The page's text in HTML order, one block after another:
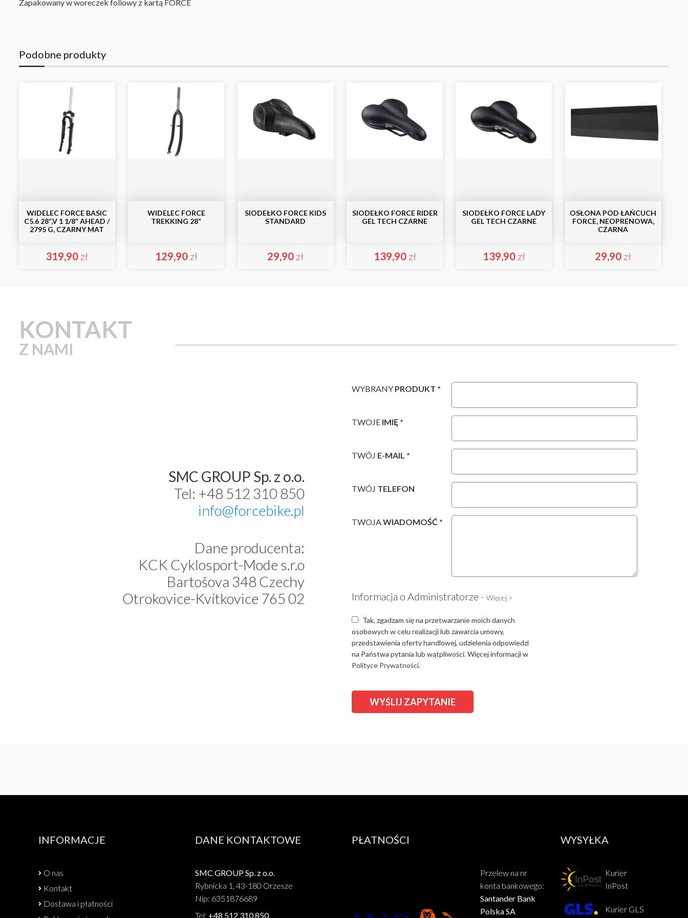
Zapakowany w woreczek foliowy z kartą FORCE
Podobne produkty
WIDELEC FORCE BASIC
C5.6 28“,V 1 1/8“ AHEAD /
2795 G, CZARNY MAT
319,90 zł
WIDELEC FORCE
TREKKING 28“
129,90 zł
SIODEŁKO FORCE KIDS
STANDARD
29,90 zł
SIODEŁKO FORCE RIDER
GEL TECH CZARNE
139,90 zł
SIODEŁKO FORCE LADY
GEL TECH CZARNE
139,90 zł
OSŁONA POD ŁAŃCUCH
FORCE, NEOPRENOWA,
CZARNA
29,90 zł
KONTAKT
Z NAMI
SMC GROUP Sp. z o.o.
Tel: +48 512 310 850
info@forcebike.pl
Dane producenta:
KCK Cyklosport-Mode s.r.o
Bartošova 348 Czechy
Otrokovice-Kvítkovice 765 02
WYBRANY PRODUKT *
TWOJE IMIĘ *
TWÓJ E-MAIL *
TWÓJ TELEFON
TWOJAWIADOMOŚĆ *
Informacja o Administratorze - Więcej >
Tak, zgadzam się na przetwarzanie moich danych
osobowych w celu realizacji lub zawarcia umowy,
przedstawienia oferty handlowej, udzielenia odpowiedzi
na Państwa pytania lub wątpliwości. Więcej informacji w
Polityce Prywatności.
INFORMACJE
O nas
Kontakt
Dostawa i płatności
DANE KONTAKTOWE
SMC GROUP Sp. z o.o.
Rybnicka 1, 43-180 Orzesze
Nip: 6351876689
Tel: +48 512 310 850
PŁATNOŚCI
Przelew na nr
konta bankowego:
Santander Bank
Polska SA
WYSYŁKA
Kurier
InPost
Kurier GLS